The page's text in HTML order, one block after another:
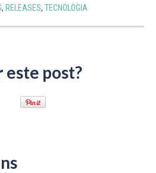
, RELEASES, TECNOLOGIA
post?